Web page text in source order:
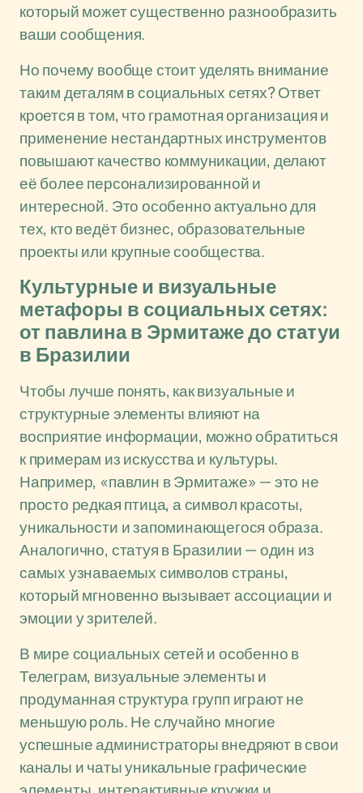
который может существенно разнообразить
ваши сообщения.
Но почему вообще стоит уделять внимание
таким деталям в социальных сетях? Ответ
кроется в том, что грамотная организация и
применение нестандартных инструментов
повышают качество коммуникации, делают
её более персонализированной и
интересной. Это особенно актуально для
тех, кто ведёт бизнес, образовательные
проекты или крупные сообщества.
Культурные и визуальные
метафоры в социальных сетях:
от павлина в Эрмитаже до статуи
в Бразилии
Чтобы лучше понять, как визуальные и
структурные элементы влияют на
восприятие информации, можно обратиться
к примерам из искусства и культуры.
Например, «павлин в Эрмитаже» — это не
просто редкая птица, а символ красоты,
уникальности и запоминающегося образа.
Аналогично, статуя в Бразилии — один из
самых узнаваемых символов страны,
который мгновенно вызывает ассоциации и
эмоции у зрителей.
В мире социальных сетей и особенно в
Телеграм, визуальные элементы и
продуманная структура групп играют не
меньшую роль. Не случайно многие
успешные администраторы внедряют в свои
каналы и чаты уникальные графические